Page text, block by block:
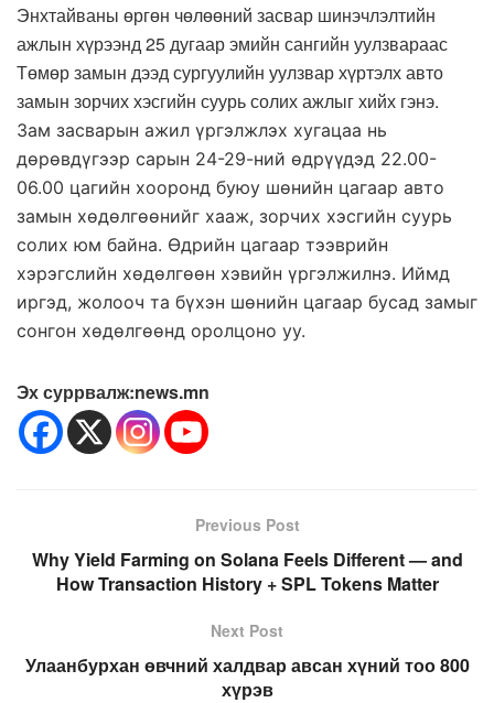
Энхтайваны өргөн чөлөөний засвар шинэчлэлтийн
ажлын хүрээнд 25 дугаар эмийн сангийн уулзвараас
Төмөр замын дээд сургуулийн уулзвар хүртэлх авто
замын зорчих хэсгийн суурь солих ажлыг хийх гэнэ.
Зам засварын ажил үргэлжлэх хугацаа нь
дөрөвдүгээр сарын 24-29-ний өдрүүдэд 22.00-
06.00 цагийн хооронд буюу шөнийн цагаар авто
замын хөдөлгөөнийг хааж, зорчих хэсгийн суурь
солих юм байна. Өдрийн цагаар тээврийн
хэрэгслийн хөдөлгөөн хэвийн үргэлжилнэ. Иймд
иргэд, жолооч та бүхэн шөнийн цагаар бусад замыг
сонгон хөдөлгөөнд оролцоно уу.
Эх суррвалж:news.mn
Previous Post
Why Yield Farming on Solana Feels Different — and
How Transaction History + SPL Tokens Matter
Next Post
Улаанбурхан өвчний халдвар авсан хүний тоо 800
хүрэв